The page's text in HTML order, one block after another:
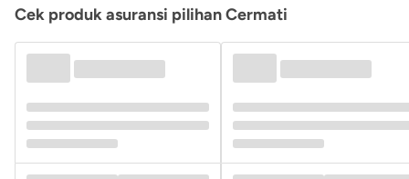
Cek produk asuransi pilihan Cermati